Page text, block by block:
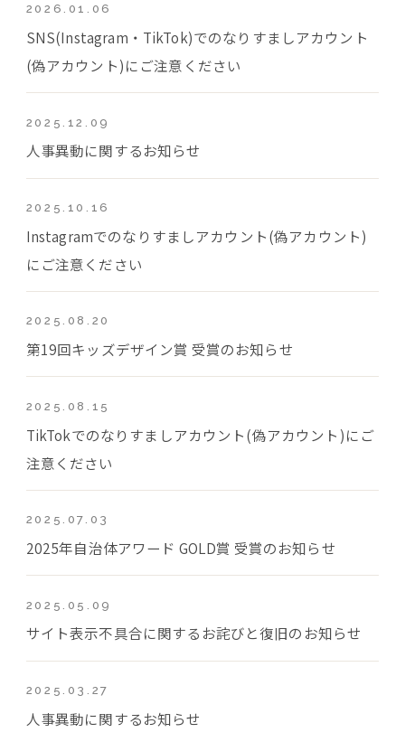
2026.01.06
SNS(Instagram・TikTok)でのなりすましアカウント
(偽アカウント)にご注意ください
2025.12.09
人事異動に関するお知らせ
2025.10.16
Instagramでのなりすましアカウント(偽アカウント)
にご注意ください
2025.08.20
第19回キッズデザイン賞 受賞のお知らせ
2025.08.15
TikTokでのなりすましアカウント(偽アカウント)にご
注意ください
2025.07.03
2025年自治体アワード GOLD賞 受賞のお知らせ
2025.05.09
サイト表示不具合に関するお詫びと復旧のお知らせ
2025.03.27
人事異動に関するお知らせ